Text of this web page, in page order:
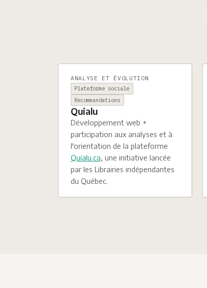
ANALYSE ET ÉVOLUTION
Plateforme sociale
Recommandations
Quialu
Développement web +
participation aux analyses et à
l'orientation de la plateforme
Quialu.ca, une initiative lancée
par les Librairies indépendantes
du Québec.